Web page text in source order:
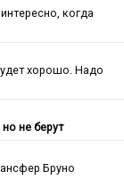
когда
хорошо. Надо
не берут
Бруно